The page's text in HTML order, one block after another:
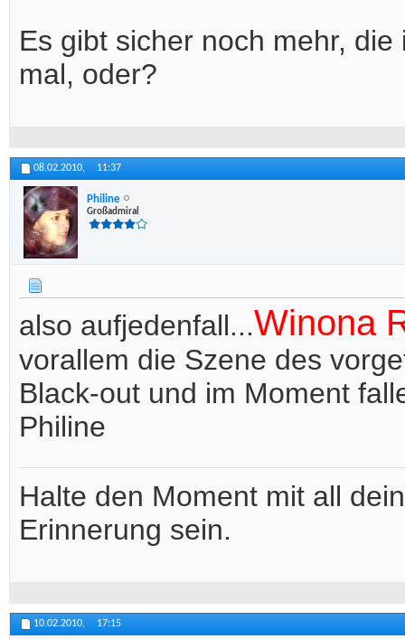
Es gibt sicher noch mehr,
mal, oder?
08.02.2010, 11:37
Philine
Großadmiral
also aufjedenfall...Winona
vorallem die Szene des
Black-out und im Moment
Philine
Halte den Moment mit all
Erinnerung sein.
10.02.2010, 17:15